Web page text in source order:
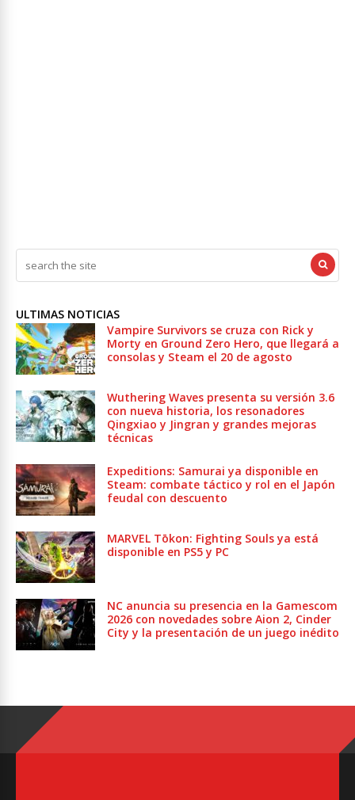
ULTIMAS NOTICIAS
Vampire Survivors se cruza con Rick y
Morty en Ground Zero Hero, que llegará a
consolas y Steam el 20 de agosto
Wuthering Waves presenta su versión 3.6
con nueva historia, los resonadores
Qingxiao y Jingran y grandes mejoras
técnicas
Expeditions: Samurai ya disponible en
Steam: combate táctico y rol en el Japón
feudal con descuento
MARVEL Tōkon: Fighting Souls ya está
disponible en PS5 y PC
NC anuncia su presencia en la Gamescom
2026 con novedades sobre Aion 2, Cinder
City y la presentación de un juego inédito